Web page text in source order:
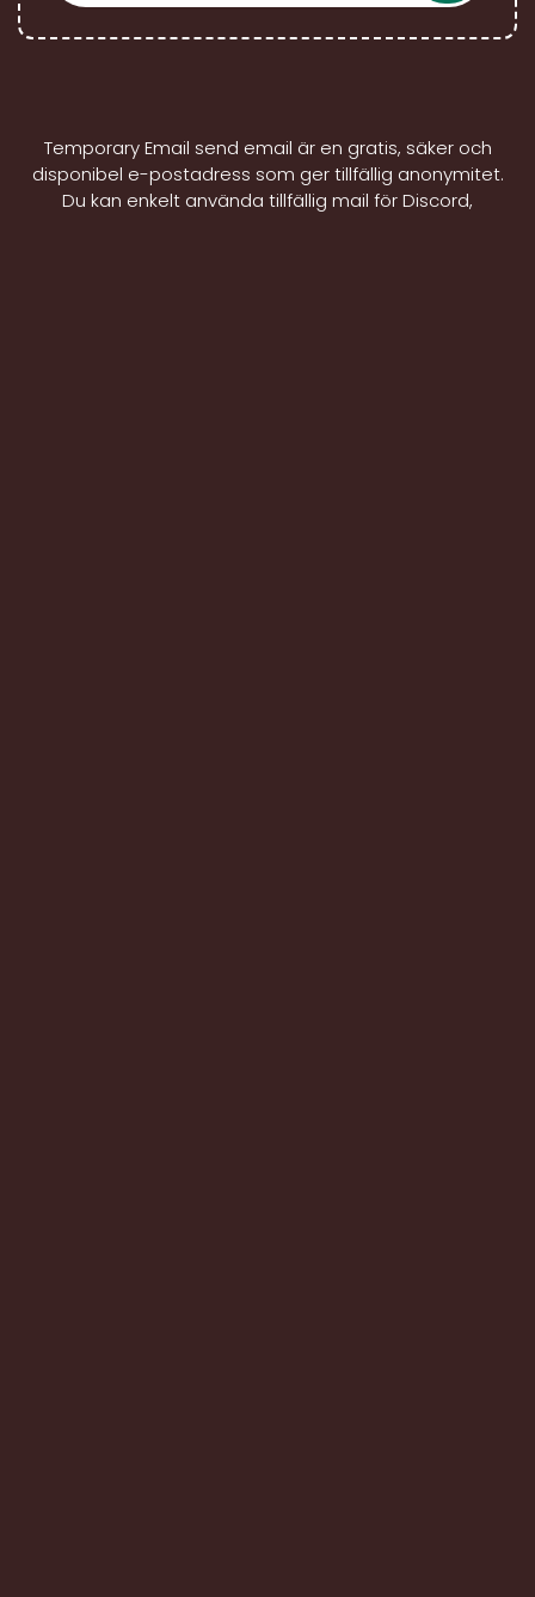
Temporary Email send email är en gratis, säker och
disponibel e-postadress som ger tillfällig anonymitet.
Du kan enkelt använda tillfällig mail för Discord,